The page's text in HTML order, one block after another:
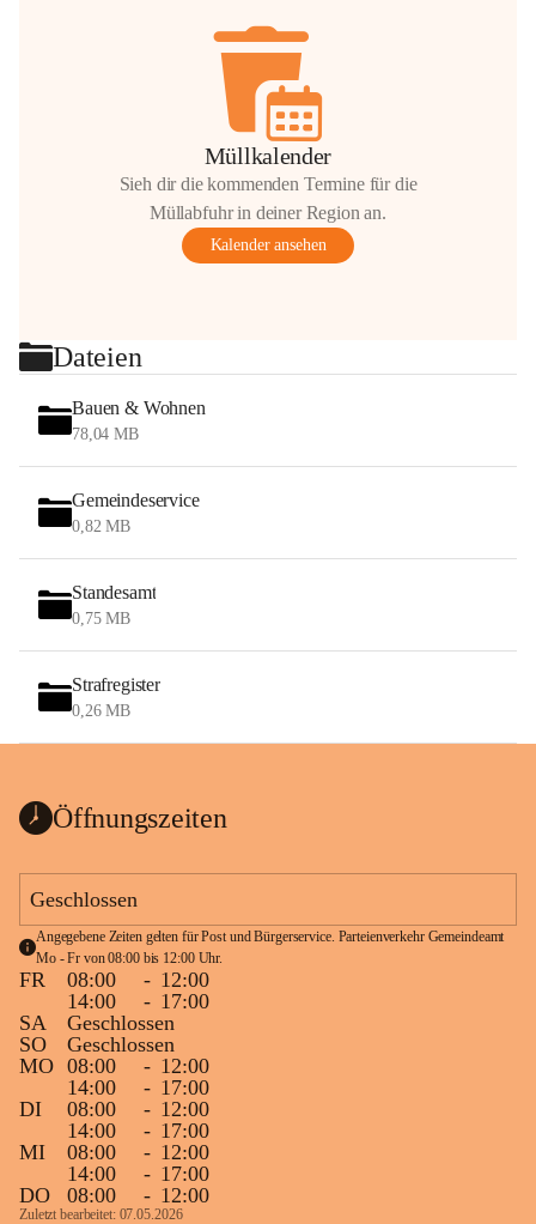
Müllkalender
Sieh dir die kommenden Termine für die
Müllabfuhr in deiner Region an.
Kalender ansehen
Dateien
Bauen & Wohnen
78,04 MB
Gemeindeservice
0,82 MB
Standesamt
0,75 MB
Strafregister
0,26 MB
Öffnungszeiten
Geschlossen
Angegebene Zeiten gelten für Post und Bürgerservice. Parteienverkehr Gemeindeamt
Mo - Fr von 08:00 bis 12:00 Uhr.
FR 08:00 - 12:00
14:00
- 17:00
SA
Geschlossen
SO
Geschlossen
MO 08:00 - 12:00
14:00
- 17:00
DI
08:00 - 12:00
14:00
- 17:00
MI
08:00 - 12:00
14:00
- 17:00
DO
08:00 - 12:00
Zuletzt bearbeitet: 07.05.2026